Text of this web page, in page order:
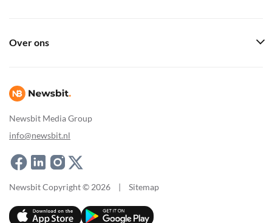
Newsbit Media Group
info@newsbit.nl
Over ons
Newsbit Copyright © 2026 | Sitemap